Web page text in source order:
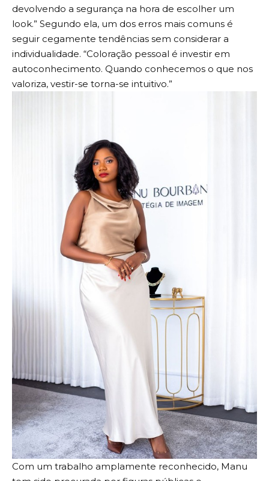
devolvendo a segurança na hora de escolher um
look.” Segundo ela, um dos erros mais comuns é
seguir cegamente tendências sem considerar a
individualidade. “Coloração pessoal é investir em
autoconhecimento. Quando conhecemos o que nos
valoriza, vestir-se torna-se intuitivo.”
Com um trabalho amplamente reconhecido, Manu